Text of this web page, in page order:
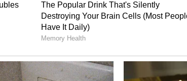
చైర్‌పర్సన్‌గా మండవ కృష్ణకుమారి ఎన్నికయ్యారు.
అభ్యర్థి విషయంలో ఎమ్మెల్యే సౌమ్య, ఎంపీ కేసినేని మధ్య
అధిష్టానం సూచించింది.